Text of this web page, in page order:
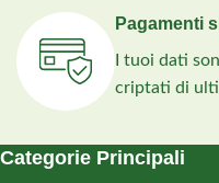
Pagamenti
I tuoi dati
criptati di
Categorie Principali